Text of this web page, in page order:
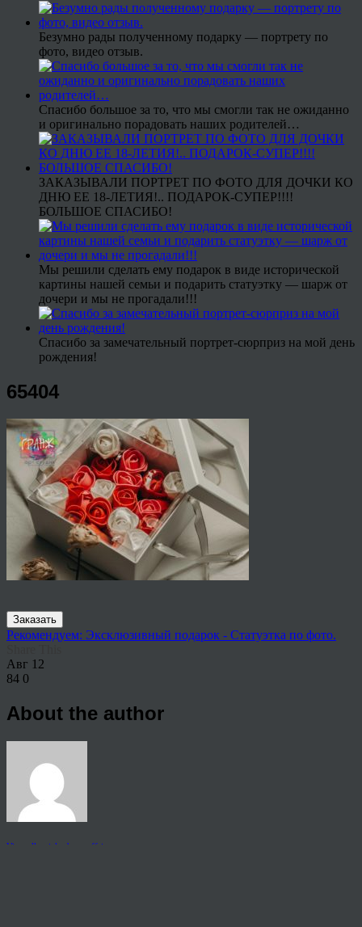
Безумно рады полученному подарку — портрету по
фото, видео отзыв.
Спасибо большое за то, что мы смогли так не ожиданно
и оригинально порадовать наших родителей…
ЗАКАЗЫВАЛИ ПОРТРЕТ ПО ФОТО ДЛЯ ДОЧКИ КО
ДНЮ ЕЕ 18-ЛЕТИЯ!.. ПОДАРОК-СУПЕР!!!!
БОЛЬШОЕ СПАСИБО!
Мы решили сделать ему подарок в виде исторической
картины нашей семьи и подарить статуэтку — шарж от
дочери и мы не прогадали!!!
Спасибо за замечательный портрет-сюрприз на мой день
рождения!
65404
Заказать
Рекомендуем: Эксклюзивный подарок - Статуэтка по фото.
Авг 12
84 0
About the author
View all articles by rauffri